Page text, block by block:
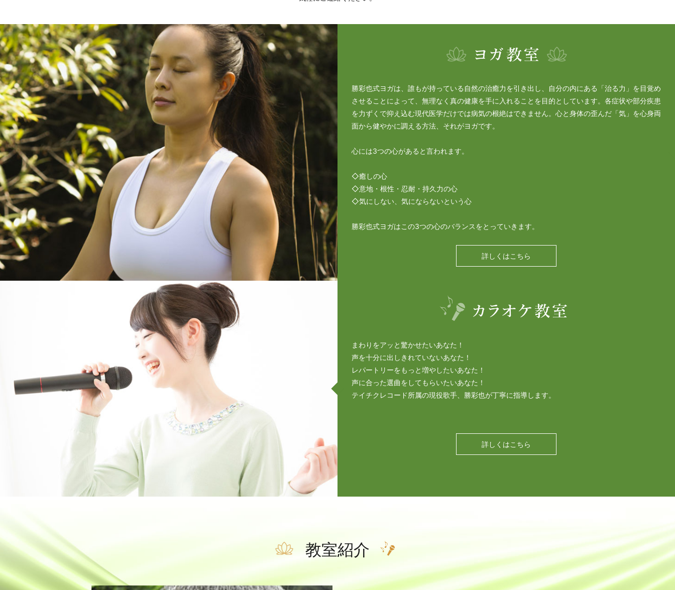
勝彩也式ヨガは、誰もが持っている自然の治癒力を引き出し、自分の内にある「治る力」を目覚め
させることによって、無理なく真の健康を手に入れることを目的としています。各症状や部分疾患
を力ずくで抑え込む現代医学だけでは病気の根絶はできません。心と身体の歪んだ「気」を心身両
面から健やかに調える方法、それがヨガです。
心には3つの心があると言われます。
◇癒しの心
◇意地・根性・忍耐・持久力の心
◇気にしない、気にならないという心
勝彩也式ヨガはこの3つの心のバランスをとっていきます。
詳しくはこちら
まわりをアッと驚かせたいあなた！
声を十分に出しきれていないあなた！
レパートリーをもっと増やしたいあなた！
声に合った選曲をしてもらいたいあなた！
テイチクレコード所属の現役歌手、勝彩也が丁寧に指導します。
詳しくはこちら
教室紹介